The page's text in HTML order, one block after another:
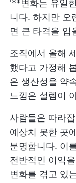
'**변화는 유일
니다. 하지만 오
면 큰 타격을 입
조직에서 올해
했다고 가정해
은 생산성을 약
느낌은 설렘이
사람들은 따라
예상치 못한 곳
분명합니다. 이
전반적인 이익
변화를 겪고 있